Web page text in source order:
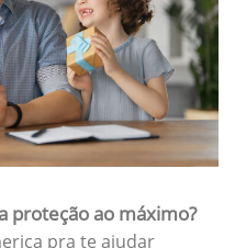
proteção ao máximo?
pra te ajudar